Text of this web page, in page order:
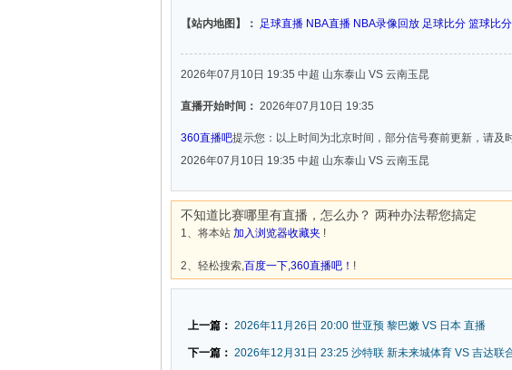
【站内地图】： 足球直播 NBA直播 NBA录像回放 足球比分 篮球比分
2026年07月10日 19:35 中超 山东泰山 VS 云南玉昆
直播开始时间： 2026年07月10日 19:35
360直播吧提示您：以上时间为北京时间，部分信号赛前更新，请及
2026年07月10日 19:35 中超 山东泰山 VS 云南玉昆
不知道比赛哪里有直播，怎么办？ 两种办法帮您搞定
1、将本站 加入浏览器收藏夹 !
2、轻松搜索,百度一下,360直播吧！ !
上一篇： 2026年11月26日 20:00 世亚预 黎巴嫩 VS 日本 直播
下一篇： 2026年12月31日 23:25 沙特联 新未来城体育 VS 吉达联